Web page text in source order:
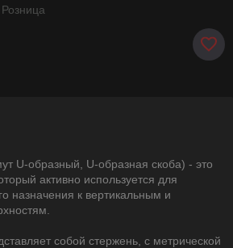
Розница
U-образный, U-образная скоба) - это
активно используется для
назначения к вертикальным и
собой стержень, с метрической